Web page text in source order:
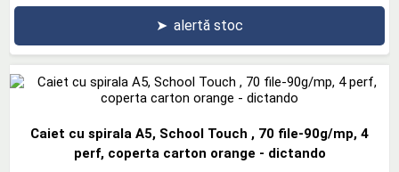
➤ alertă stoc
Caiet cu spirala A5, School Touch , 70 file-90g/mp, 4
perf, coperta carton orange - dictando